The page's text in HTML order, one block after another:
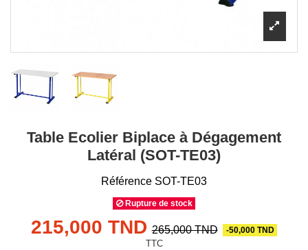
Table Ecolier Biplace à Dégagement
Latéral (SOT-TE03)
Référence SOT-TE03
Rupture de stock
215,000 TND 265,000 TND -50,000 TND
TTC